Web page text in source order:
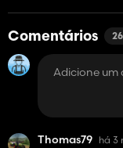
Comentários 26
Thomas79 há 3